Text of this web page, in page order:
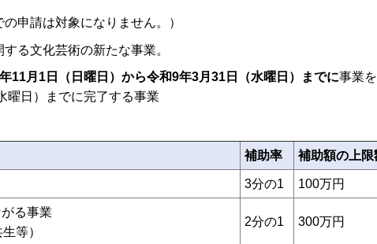
申請は対象になりません。）
る文化芸術の新たな事業。
11月1日（日曜日）から令和9年3月31日（水曜日）までに事業
曜日）までに完了する事業
補助率 補助額の上限
3分の1 100万円
る事業
等）
2分の1 300万円